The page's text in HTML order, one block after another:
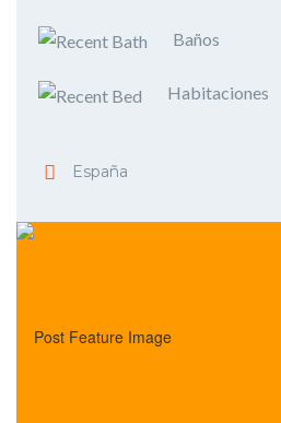
Baños
Habitaciones
España